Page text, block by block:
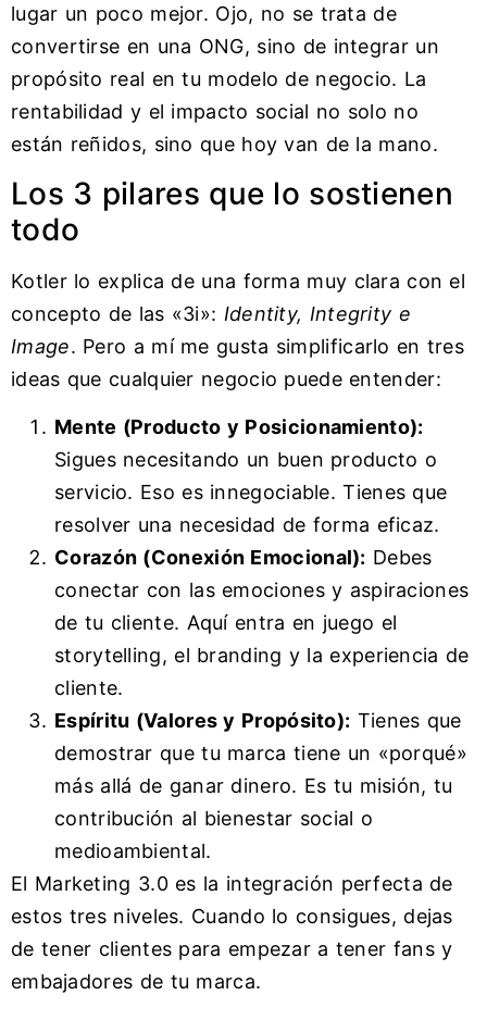
lugar un poco mejor. Ojo, no se trata de
convertirse en una ONG, sino de integrar un
propósito real en tu modelo de negocio. La
rentabilidad y el impacto social no solo no
están reñidos, sino que hoy van de la mano.
Los 3 pilares que lo sostienen
todo
Kotler lo explica de una forma muy clara con el
concepto de las «3i»: Identity, Integrity e
Image. Pero a mí me gusta simplificarlo en tres
ideas que cualquier negocio puede entender:
Mente (Producto y Posicionamiento):
Sigues necesitando un buen producto o
servicio. Eso es innegociable. Tienes que
resolver una necesidad de forma eficaz.
Corazón (Conexión Emocional): Debes
conectar con las emociones y aspiraciones
de tu cliente. Aquí entra en juego el
storytelling, el branding y la experiencia de
cliente.
Espíritu (Valores y Propósito): Tienes que
demostrar que tu marca tiene un «porqué»
más allá de ganar dinero. Es tu misión, tu
contribución al bienestar social o
medioambiental.
El Marketing 3.0 es la integración perfecta de
estos tres niveles. Cuando lo consigues, dejas
de tener clientes para empezar a tener fans y
embajadores de tu marca.